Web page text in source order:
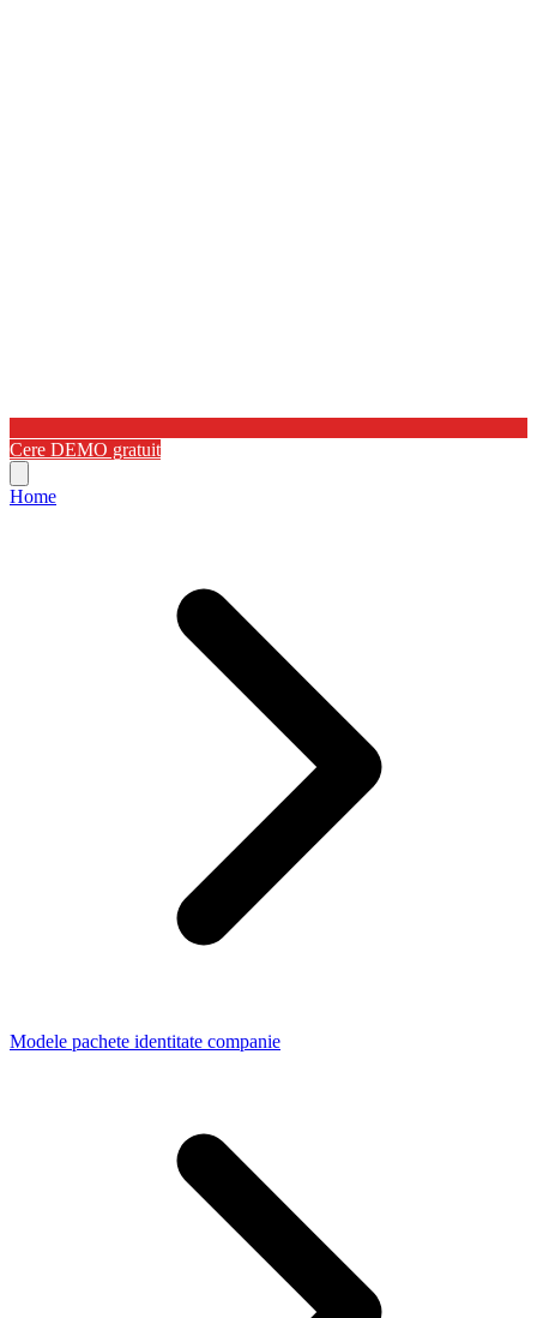
Cere DEMO gratuit
Home
Modele pachete identitate companie